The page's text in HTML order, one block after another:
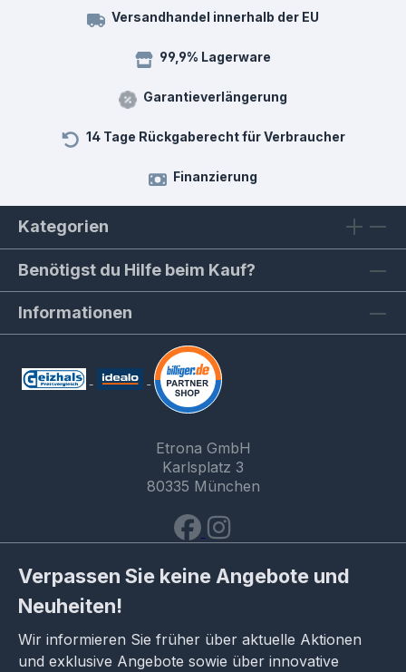
Versandhandel innerhalb der EU
99,9% Lagerware
Garantieverlängerung
14 Tage Rückgaberecht für Verbraucher
Finanzierung
Kategorien
Benötigst du Hilfe beim Kauf?
Informationen
Etrona GmbH
Karlsplatz 3
80335 München
Verpassen Sie keine Angebote und
Neuheiten!
Wir informieren Sie früher über aktuelle Aktionen
und exklusive Angebote sowie über innovative